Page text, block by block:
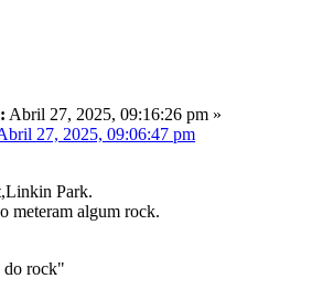
Abril 27, 2025, 09:16:26 pm »
27, 2025, 09:06:47 pm
Park.
meteram algum rock.
do rock"